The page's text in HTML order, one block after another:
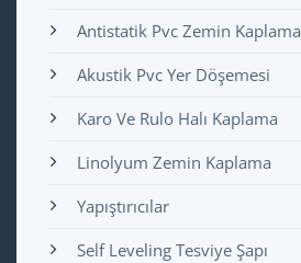
Antistatik Pvc Zemin Kaplama
Akustik Pvc Yer Döşemesi
Karo Ve Rulo Halı Kaplama
Linolyum Zemin Kaplama
Yapıştırıcılar
Self Leveling Tesviye Şapı